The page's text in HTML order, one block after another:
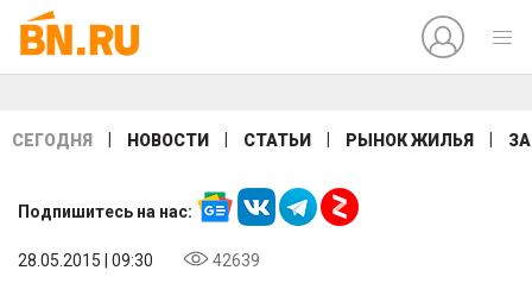
СЕГОДНЯ НОВОСТИ СТАТЬИ РЫНОК ЖИЛЬЯ
Подпишитесь на нас:
28.05.2015 | 09:30 42639